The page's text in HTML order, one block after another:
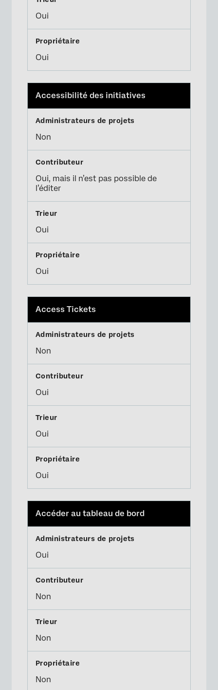
Oui
Oui
Accessibilité des initiatives
Non
Oui, mais il n’est pas possible de
l’éditer
Oui
Oui
Access Tickets
Non
Oui
Oui
Oui
Accéder au tableau de bord
Oui
Non
Non
Non